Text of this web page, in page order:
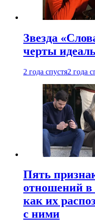
Звезда
черты
2 года спустя2 года
Пять
отношений в
как их
с ними